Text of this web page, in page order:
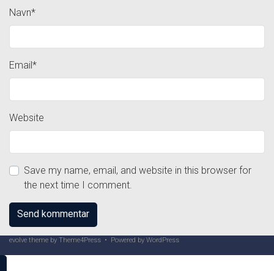
Navn*
Email*
Website
Save my name, email, and website in this browser for
the next time I comment.
evolve theme by Theme4Press • Powered by WordPress